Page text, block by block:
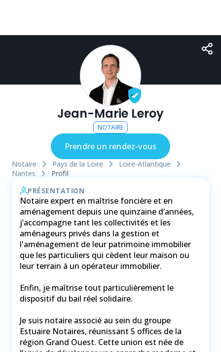
Jean-Marie Leroy
NOTAIRE
Prendre un rendez-vous
Notaire Pays de la Loire
Loire-Atlantique
Nantes
Profil
PRÉSENTATION
Notaire expert en maîtrise foncière et en
aménagement depuis une quinzaine d’années,
j’accompagne tant les collectivités et les
aménageurs privés dans la gestion et
l'aménagement de leur patrimoine immobilier
que les particuliers qui cèdent leur maison ou
leur terrain à un opérateur immobilier.
Enfin, je maîtrise tout particulièrement le
dispositif du bail réel solidaire.
Je suis notaire associé au sein du groupe
Estuaire Notaires, réunissant 5 offices de la
région Grand Ouest. Cette union est née de